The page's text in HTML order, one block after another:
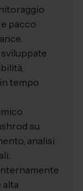
pacco
tempo
su
analisi
alta